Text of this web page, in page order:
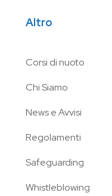
Altro
Corsi di nuoto
Chi Siamo
News e Avvisi
Regolamenti
Safeguarding
Whistleblowing